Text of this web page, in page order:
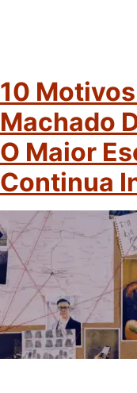
10
Machado
O Maior
Continua